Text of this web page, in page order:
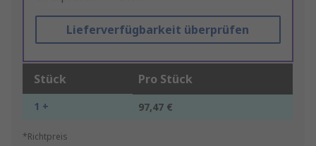
Lieferverfügbarkeit überprüfen
Stück Pro Stück
1 + 97,47 €
*Richtpreis